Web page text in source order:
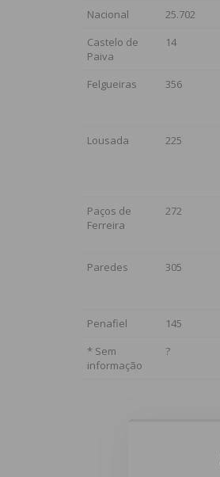
Nacional
25.702
Castelo de
Paiva
14
Felgueiras 356
Lousada
225
Paços de
Ferreira
272
Paredes
305
Penafiel
145
* Sem
informação
?